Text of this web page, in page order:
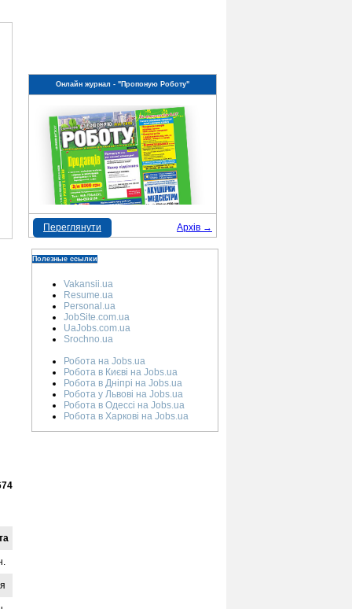
Онлайн журнал - "Пропоную Роботу"
Архів →
Переглянути
Полезные ссылки
Vakansii.ua
Resume.ua
Personal.ua
JobSite.com.ua
UaJobs.com.ua
Srochno.ua
Робота на Jobs.ua
Робота в Києві на Jobs.ua
Робота в Дніпрі на Jobs.ua
Робота у Львові на Jobs.ua
Робота в Одессі на Jobs.ua
Робота в Харкові на Jobs.ua